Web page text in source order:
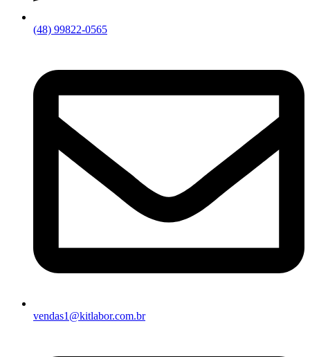
(48) 99822-0565
vendas1@kitlabor.com.br